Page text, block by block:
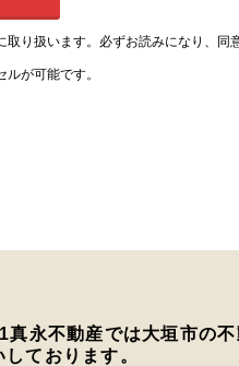
取り扱います。必ずお読みになり、同
が可能です。
真永不動産では大垣市の
ております。